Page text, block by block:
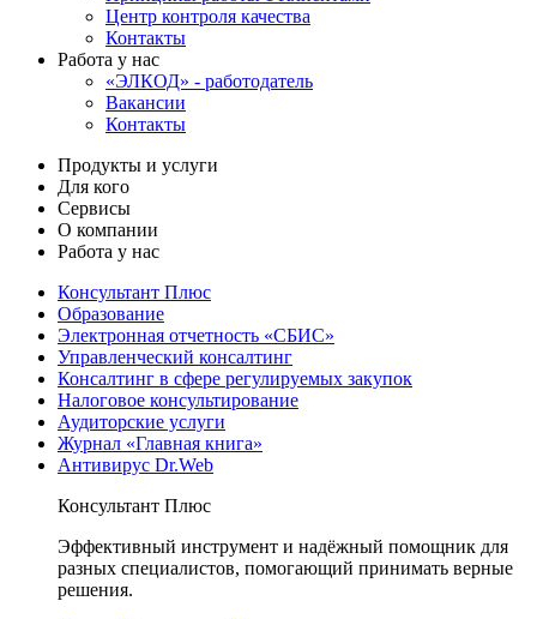
Центр контроля качества
Контакты
Работа у нас
«ЭЛКОД» - работодатель
Вакансии
Контакты
Продукты и услуги
Для кого
Сервисы
О компании
Работа у нас
Консультант Плюс
Образование
Электронная отчетность «СБИС»
Управленческий консалтинг
Консалтинг в сфере регулируемых закупок
Налоговое консультирование
Аудиторские услуги
Журнал «Главная книга»
Антивирус Dr.Web
Консультант Плюс
Эффективный инструмент и надёжный помощник для
разных специалистов, помогающий принимать верные
решения.